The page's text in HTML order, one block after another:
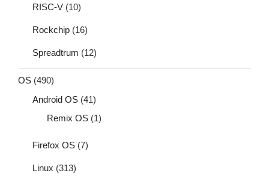
RISC-V (10)
Rockchip (16)
Spreadtrum (12)
OS (490)
Android OS (41)
Remix OS (1)
Firefox OS (7)
Linux (313)